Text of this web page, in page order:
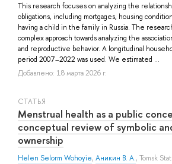
This research focuses on analyzing the
obligations, including mortgages, housing
having a child in the family in Russia. The
complex approach towards analyzing the
and reproductive behavior. A longitudinal
period 2007–2022 was used. We estimated ...
Добавлено: 18 марта 2026 г.
СТАТЬЯ
Menstrual health as a public
conceptual review of symbolic
ownership
Helen Selorm Wohoyie, Аникин В. А., Tomsk